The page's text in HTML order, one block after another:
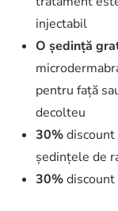
injectabil
O ședință
pentru față
decolteu
30%discount
ședințele de
30%